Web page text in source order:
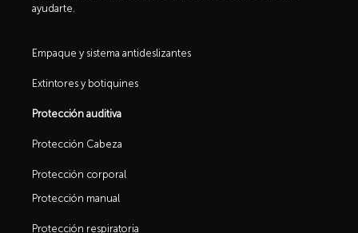
ayudarte.
Empaque y sistema antideslizantes
Extintores y botiquines
Protección auditiva
Protección Cabeza
Protección corporal
Protección manual
Protección respiratoria